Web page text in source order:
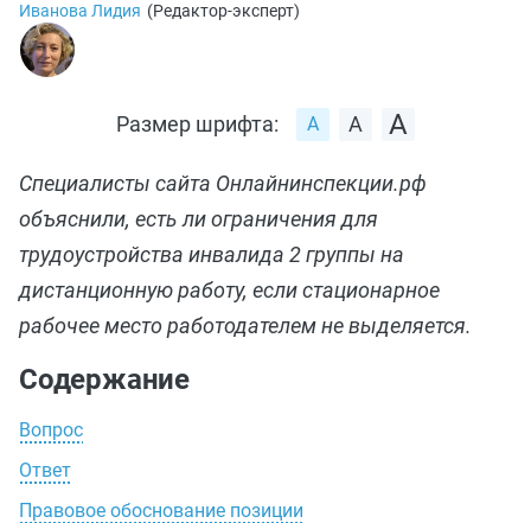
Иванова Лидия (Редактор-эксперт)
Размер шрифта:
Специалисты сайта Онлайнинспекции.рф
объяснили, есть ли ограничения для
трудоустройства инвалида 2 группы на
дистанционную работу, если стационарное
рабочее место работодателем не выделяется.
Содержание
Вопрос
Ответ
Правовое обоснование позиции